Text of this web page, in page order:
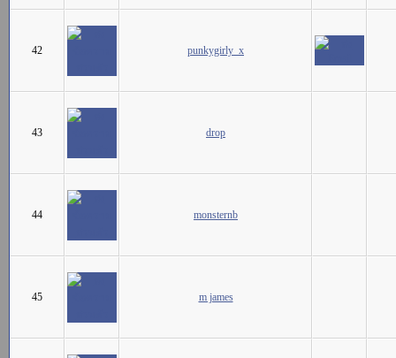
42 punkygirly_x
43 drop
44 monsternb
45 m james